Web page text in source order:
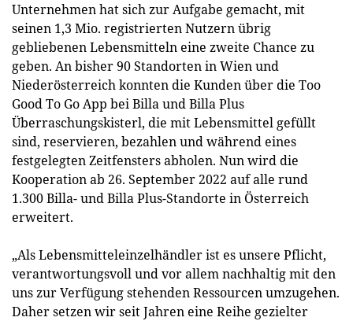
Unternehmen hat sich zur Aufgabe gemacht, mit
seinen 1,3 Mio. registrierten Nutzern übrig
gebliebenen Lebensmitteln eine zweite Chance zu
geben. An bisher 90 Standorten in Wien und
Niederösterreich konnten die Kunden über die Too
Good To Go App bei Billa und Billa Plus
Überraschungskisterl, die mit Lebensmittel gefüllt
sind, reservieren, bezahlen und während eines
festgelegten Zeitfensters abholen. Nun wird die
Kooperation ab 26. September 2022 auf alle rund
1.300 Billa- und Billa Plus-Standorte in Österreich
erweitert.
„Als Lebensmitteleinzelhändler ist es unsere Pflicht,
verantwortungsvoll und vor allem nachhaltig mit den
uns zur Verfügung stehenden Ressourcen umzugehen.
Daher setzen wir seit Jahren eine Reihe gezielter